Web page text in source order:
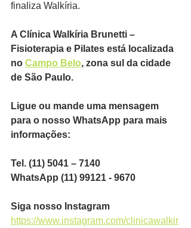
finaliza Walkíria.
A Clínica Walkíria Brunetti –
Fisioterapia e Pilates está localizada
no Campo Belo, zona sul da cidade
de São Paulo.
Ligue ou mande uma mensagem
para o nosso WhatsApp para mais
informações:
Tel. (11) 5041 – 7140
WhatsApp (11) 99121 - 9670
Siga nosso Instagram
https://www.instagram.com/clinicawalkir